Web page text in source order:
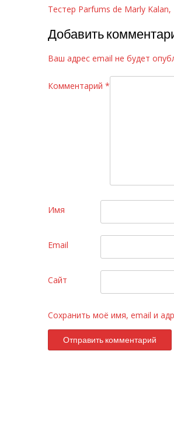
Навигация
по
записям
Тестер Parfums de Marly Kalan,
Добавить
Ваш адрес email не будет
Комментарий *
Имя
Email
Сайт
Сохранить моё имя, email и